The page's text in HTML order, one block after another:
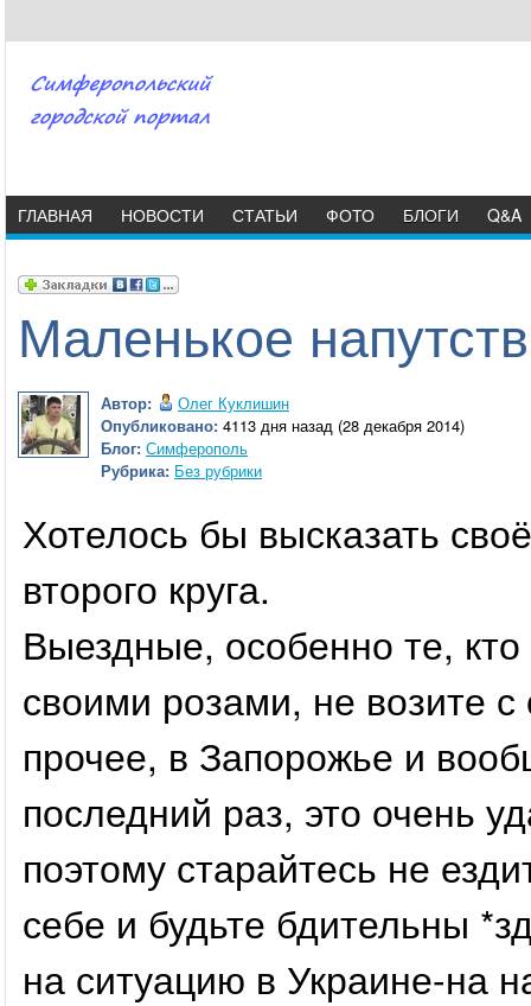
ГЛАВНАЯ НОВОСТИ СТАТЬИ ФОТО БЛОГИ Q&A
Маленькое
Автор:
Олег Куклишин
Опубликовано: 4113 дня назад (28 декабря 2014)
Блог: Симферополь
Рубрика: Без рубрики
Хотелось бы высказать
второго круга.
Выездные, особенно те,
своими розами, не возите
прочее, в Запорожье и
последний раз, это очень
поэтому старайтесь не
себе и будьте бдительны
на ситуацию в Украине-на